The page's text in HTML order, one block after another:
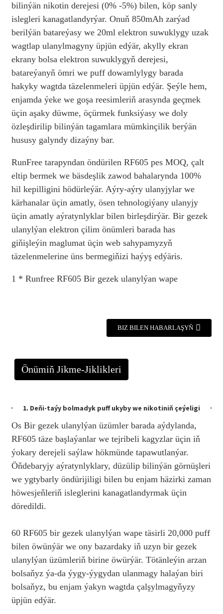
bilinýän nikotin derejesi (0% -5%) bilen, köp sanly
islegleri kanagatlandyrýar. Onuň 850mAh zarýad
berilýän batareýasy we 20ml elektron suwuklygy uzak
wagtlap ulanylmagyny üpjün edýär, akylly ekran
ekrany bolsa elektron suwuklygyň derejesi,
batareýanyň ömri we puff dowamlylygy barada
hakyky wagtda täzelenmeleri üpjün edýär. Şeýle hem,
enjamda ýeke we goşa reesimleriň arasynda geçmek
üçin aşaky düwme, öçürmek funksiýasy we doly
özleşdirilip bilinýän tagamlara mümkinçilik berýän
hususy galyndy dizaýny bar.
RunFree tarapyndan öndürilen RF605 pes MOQ, çalt
eltip bermek we bäsdeşlik zawod bahalarynda 100%
hil kepilligini hödürleýär. Aýry-aýry ulanyjylar we
kärhanalar üçin amatly, ösen tehnologiýany ulanyjy
üçin amatly aýratynlyklar bilen birleşdirýär. Bir gezek
ulanylýan elektron çilim önümleri barada has
giňişleýin maglumat üçin web sahypamyzyň
täzelenmelerine üns bermegiňizi haýyş edýäris.
1 * Runfree RF605 Bir gezek ulanylýan wape
BIZ BILEN HABARLAŞYŇ
Önümiň Jikme-Jiklikleri
1. Deňi-taýy bolmadyk puff ukyby we nikotiniň çeýeligi
Os Bir gezek ulanylýan üzümler barada aýdylanda,
RF605 täze başlaýanlar we tejribeli kagyzlar üçin iň
ýokary derejeli saýlaw hökmünde tapawutlanýar.
Öňdebaryjy aýratynlyklary, düzülip bilinýän görnüşleri
we ygtybarly öndürijiligi bilen bu enjam häzirki zaman
höwesjeňleriň isleglerini kanagatlandyrmak üçin
döredildi.
60 RF605 bir gezek ulanylýan wape täsirli 20,000 puff
bilen öwünýär we ony bazardaky iň uzyn bir gezek
ulanylýan üzümleriň birine öwürýär. Tötänleýin arzan
bolsaňyz ýa-da ýygy-ýygydan ulanmagy halaýan biri
bolsaňyz, bu enjam ýakyn wagtda çalşylmagyňyzy
üpjün edýär.